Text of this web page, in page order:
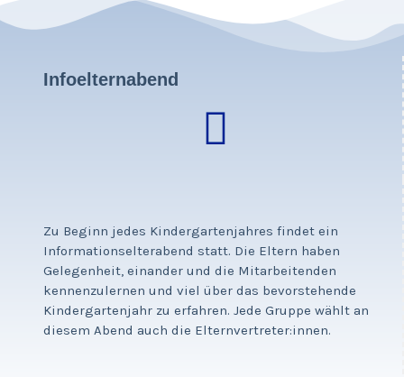
Zu Beginn jedes Kindergartenjahres findet ein
Informationselterabend statt. Die Eltern haben
Gelegenheit, einander und die Mitarbeitenden
kennenzulernen und viel über das bevorstehende
Kindergartenjahr zu erfahren. Jede Gruppe wählt an
diesem Abend auch die Elternvertreter:innen.
Infoelternabend